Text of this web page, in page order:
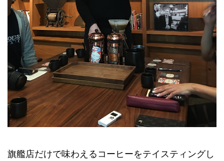
旗艦店だけで味わえるコーヒーをテイスティングし